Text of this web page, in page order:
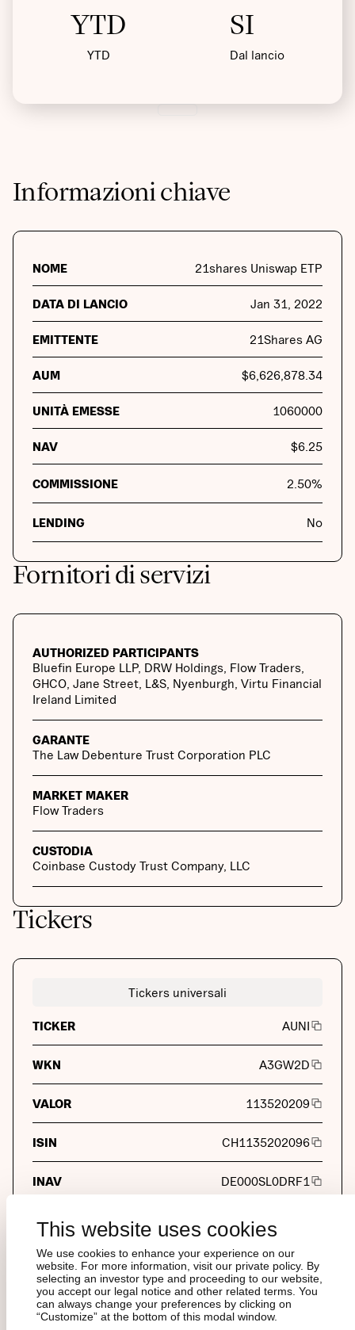
This website uses cookies
We use cookies to enhance your experience on our
website. For more information, visit our private policy. By
selecting an investor type and proceeding to our website,
you accept our legal notice and other related terms. You
can always change your preferences by clicking on
“Customize” at the bottom of this modal window.
YTD
YTD
SI
Dal lancio
Informazioni chiave
NOME 21shares Uniswap ETP
DATA DI LANCIO Jan 31, 2022
EMITTENTE 21Shares AG
AUM $6,626,878.34
UNITÀ EMESSE 1060000
NAV $6.25
COMMISSIONE 2.50%
LENDING No
Fornitori di servizi
AUTHORIZED PARTICIPANTS
Bluefin Europe LLP, DRW Holdings, Flow Traders,
GHCO, Jane Street, L&S, Nyenburgh, Virtu Financial
Ireland Limited
GARANTE
The Law Debenture Trust Corporation PLC
MARKET MAKER
Flow Traders
CUSTODIA
Coinbase Custody Trust Company, LLC
Tickers
Tickers universali
TICKER AUNI
WKN A3GW2D
VALOR 113520209
ISIN CH1135202096
INAV DE000SL0DRF1
REUTERS AUNI.S
BLOOMBERG AUNI SW
Currencies Available